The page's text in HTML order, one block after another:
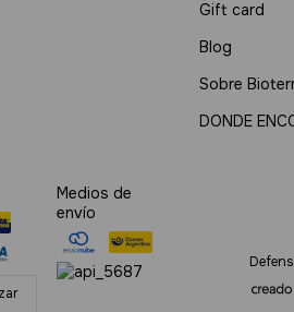
Gift card
Blog
Sobre
DONDE
Medios de
envío